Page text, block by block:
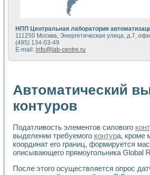
Исследование возможности
Исследование кинетики
Метод прогнозирования
Недорогая система управления
Применение технологий NI в
Расчет переноса аэрозоля и
Применение NI VISION для
Управление движением с
Система управления
Лазерный профилометр
Применение средств NATIONAL
Разработка
НПП Центральная лаборатория
111250 Москва, Энергетическая улица, д.7,
(495) 134-03-49
E-mail: info@lab-centre.ru
Автоматический
контуров
Податливость элементов силового
выделении требуемого контура, кроме
координат его границ, формируется
описывающего прямоугольника Global
После этого осуществляется опрос